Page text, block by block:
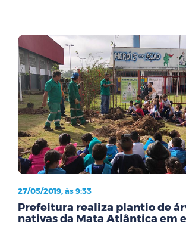
27/05/2019, às 9:33
Prefeitura realiza plantio de
nativas da Mata Atlântica em